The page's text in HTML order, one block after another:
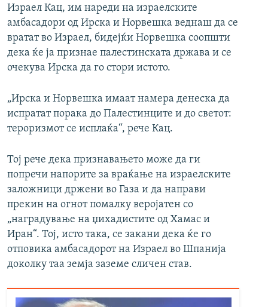
Израел Кац, им нареди на израелските
амбасадори од Ирска и Норвешка веднаш да се
вратат во Израел, бидејќи Норвешка соопшти
дека ќе ја признае палестинската држава и се
очекува Ирска да го стори истото.
„Ирска и Норвешка имаат намера денеска да
испратат порака до Палестинците и до светот:
тероризмот се исплаќа“, рече Кац.
Тој рече дека признавањето може да ги
попречи напорите за враќање на израелските
заложници држени во Газа и да направи
прекин на огнот помалку веројатен со
„наградување на џихадистите од Хамас и
Иран“. Тој, исто така, се закани дека ќе го
отповика амбасадорот на Израел во Шпанија
доколку таа земја заземе сличен став.